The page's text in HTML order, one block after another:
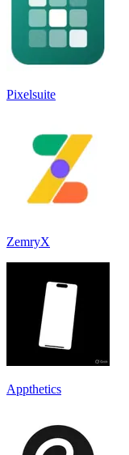
Pixelsuite
ZemryX
Appthetics